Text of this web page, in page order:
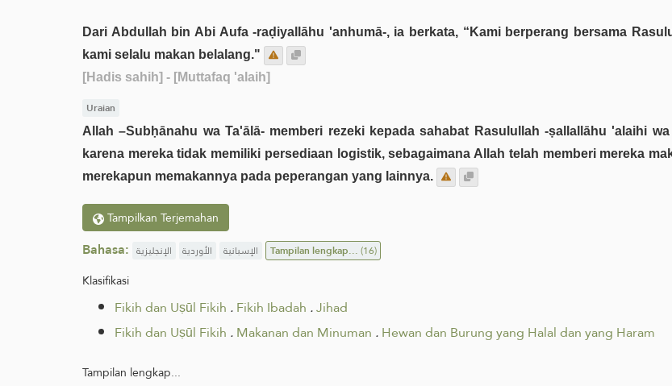
Dari Abdullah bin Abi Aufa -raḍiyallāhu 'anhumā-, ia berkata, “Kami berperang bersama
kami selalu makan belalang."
[Hadis sahih] - [Muttafaq 'alaih]
Uraian
Allah –Subḥānahu wa Ta'ālā- memberi rezeki kepada sahabat Rasulullah -ṣallallāhu 'alaihi
karena mereka tidak memiliki persediaan logistik, sebagaimana Allah telah memberi mereka
merekapun memakannya pada peperangan yang lainnya.
Tampilkan Terjemahan
Bahasa: الإنجليزية الأوردية الإسبانية Tampilan lengkap...(16)
Klasifikasi
Fikih dan Uṣūl Fikih .Fikih Ibadah .Jihad
Fikih dan Uṣūl Fikih .Makanan dan Minuman .Hewan dan Burung yang Halal dan yang Haram
Tampilan lengkap...